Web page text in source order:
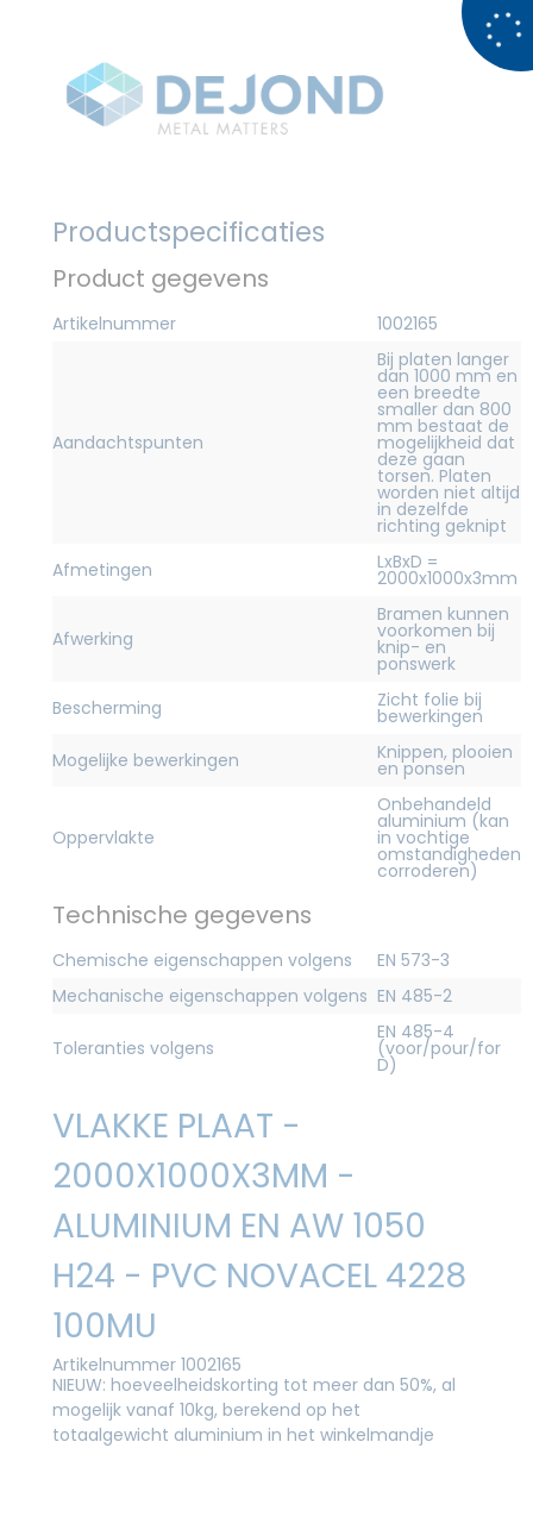
Productspecificaties
Product gegevens
Artikelnummer 1002165
Aandachtspunten
Bij platen langer
dan 1000 mm en
een breedte
smaller dan 800
mm bestaat de
mogelijkheid dat
deze gaan
torsen. Platen
worden niet altijd
in dezelfde
richting geknipt
Afmetingen
LxBxD =
2000x1000x3mm
Afwerking
Bramen kunnen
voorkomen bij
knip- en
ponswerk
Bescherming
Zicht folie bij
bewerkingen
Mogelijke bewerkingen
Knippen, plooien
en ponsen
Oppervlakte
Onbehandeld
aluminium (kan
in vochtige
omstandigheden
corroderen)
Technische gegevens
Chemische eigenschappen volgens
EN 573-3
Mechanische eigenschappen volgens EN 485-2
Toleranties volgens
EN 485-4
(voor/pour/for
D)
VLAKKE PLAAT -
2000X1000X3MM -
ALUMINIUM EN AW 1050
H24 - PVC NOVACEL 4228
100MU
Artikelnummer 1002165
NIEUW: hoeveelheidskorting tot meer dan 50%, al
mogelijk vanaf 10kg, berekend op het
totaalgewicht aluminium in het winkelmandje